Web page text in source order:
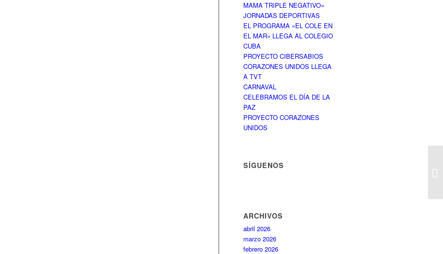
MAMA TRIPLE NEGATIVO»
JORNADAS DEPORTIVAS
EL PROGRAMA «EL COLE EN
EL MAR» LLEGA AL COLEGIO
CUBA
PROYECTO CIBERSABIOS
CORAZONES UNIDOS LLEGA
A TVT
CARNAVAL
CELEBRAMOS EL DÍA DE LA
PAZ
PROYECTO CORAZONES
UNIDOS
SÍGUENOS
ARCHIVOS
abril 2026
marzo 2026
febrero 2026